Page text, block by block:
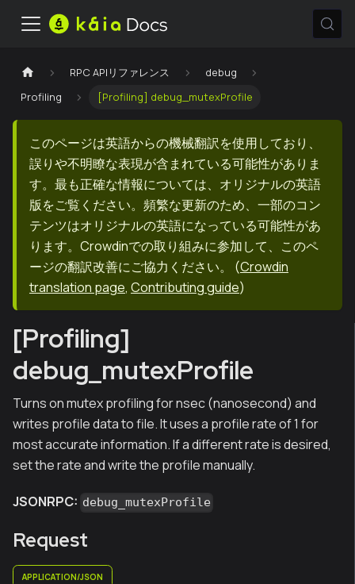
RPC APIリファレンス
debug
Profiling
[Profiling] debug_mutexProfile
このページは英語からの機械翻訳を使用しており、
誤りや不明瞭な表現が含まれている可能性がありま
す。最も正確な情報については、オリジナルの英語
版をご覧ください。頻繁な更新のため、一部のコン
テンツはオリジナルの英語になっている可能性があ
ります。Crowdinでの取り組みに参加して、このペ
ージの翻訳改善にご協力ください。
(Crowdin
translation page, Contributing guide)
[Profiling]
debug_mutexProfile
Turns on mutex profiling for nsec (nanosecond) and
writes profile data to file. It uses a profile rate of 1 for
most accurate information. If a different rate is desired,
set the rate and write the profile manually.
JSONRPC: debug_mutexProfile
Request
APPLICATION/JSON